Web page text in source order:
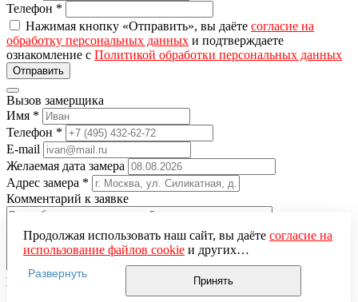
Телефон *
Нажимая кнопку «Отправить», вы даёте согласие на
обработку персональных данных и подтверждаете
ознакомление с Политикой обработки персональных данных
Вызов замерщика
Имя *
Телефон *
E-mail
Желаемая дата замера
Адрес замера *
Комментарий к заявке
Понравившаяся модель
Нажимая кнопку «Отправить», вы даётесогласие на
Продолжая использовать наш сайт, вы даёте согласие на
использование файлов cookieи других
пользовательских данных (включая IP-адрес, сведения о
местоположении, устройстве, действиях на сайте и т. п.)
для функционирования сайта, проведения
Развернуть
Принять